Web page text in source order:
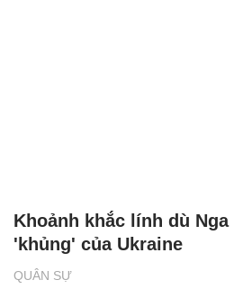
QUÂN SỰ
Khoảnh khắc lính dù Nga
'khủng' của Ukraine